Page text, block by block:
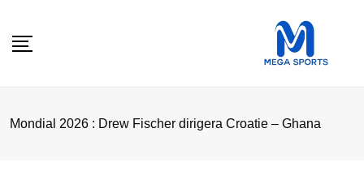
‎Mondial 2026 : Drew Fischer dirigera Croatie – Ghana